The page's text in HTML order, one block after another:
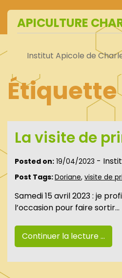
contentAPICULTURE
Institut Apicole de
La visite de
Posted on: 19/04/2023 -
Post Tags:Doriane, visite de
Samedi 15 avril 2023 : je
l’occasion pour faire sortir…
Continuer la lecture ...